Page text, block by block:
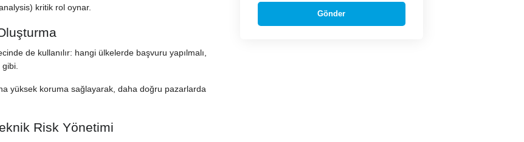
kritik rol oynar.
de kullanılır: hangi ülkelerde başvuru yapılmalı,
gibi.
yüksek koruma sağlayarak, daha doğru pazarlarda
Risk Yönetimi